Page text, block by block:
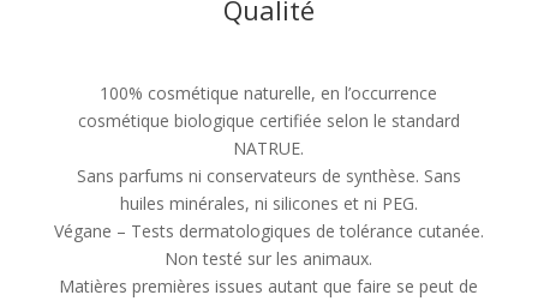
Qualité
100% cosmétique naturelle, en l’occurrence
cosmétique biologique certifiée selon le standard
NATRUE.
Sans parfums ni conservateurs de synthèse. Sans
huiles minérales, ni silicones et ni PEG.
Végane – Tests dermatologiques de tolérance cutanée.
Non testé sur les animaux.
Matières premières issues autant que faire se peut de